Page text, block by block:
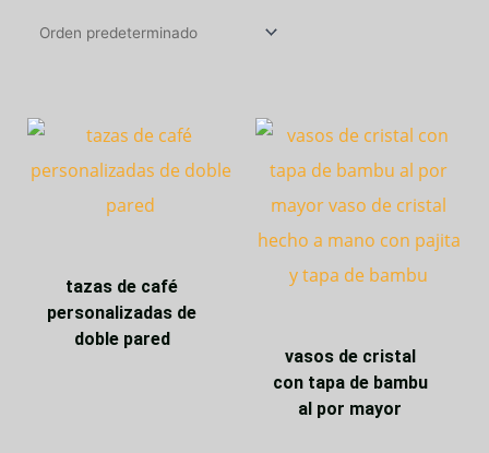
tazas de café
personalizadas de
doble pared
vasos de cristal
con tapa de bambu
al por mayor